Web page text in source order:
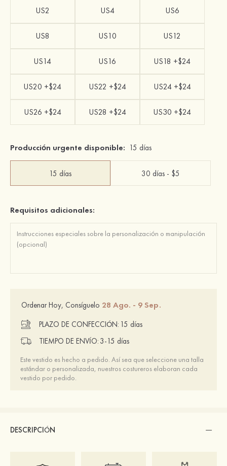
US2 US4 US6
US8 US10 US12
US14 US16 US18 +$24
US20 +$24 US22 +$24 US24 +$24
US26 +$24 US28 +$24 US30 +$24
Producción urgente disponible: 15 días
15 días 30 días - $5
Requisitos adicionales:
Ordenar Hoy, Consíguelo 28 Ago. - 9 Sep.
PLAZO DE CONFECCIÓN: 15 días
TIEMPO DE ENVÍO: 3-15 días
Este vestido es hecho a pedido. Así sea que seleccione una talla
estándar o personalizada, nuestros costureros elaboran cada
vestido por pedido.
DESCRIPCIÓN